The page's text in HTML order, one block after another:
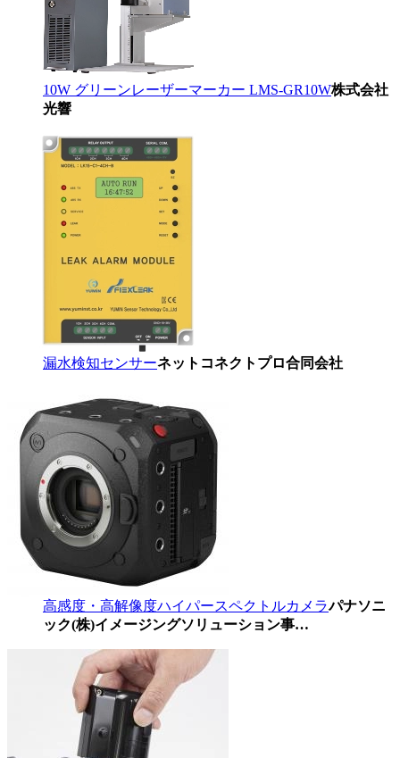
10W グリーンレーザーマーカー LMS-GR10W株式会社
光響
漏水検知センサーネットコネクトプロ合同会社
高感度・高解像度ハイパースペクトルカメラパナソニ
ック(株)イメージングソリューション事…